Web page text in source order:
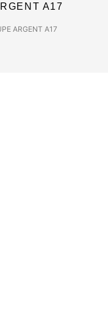
A17
ARGENT A17